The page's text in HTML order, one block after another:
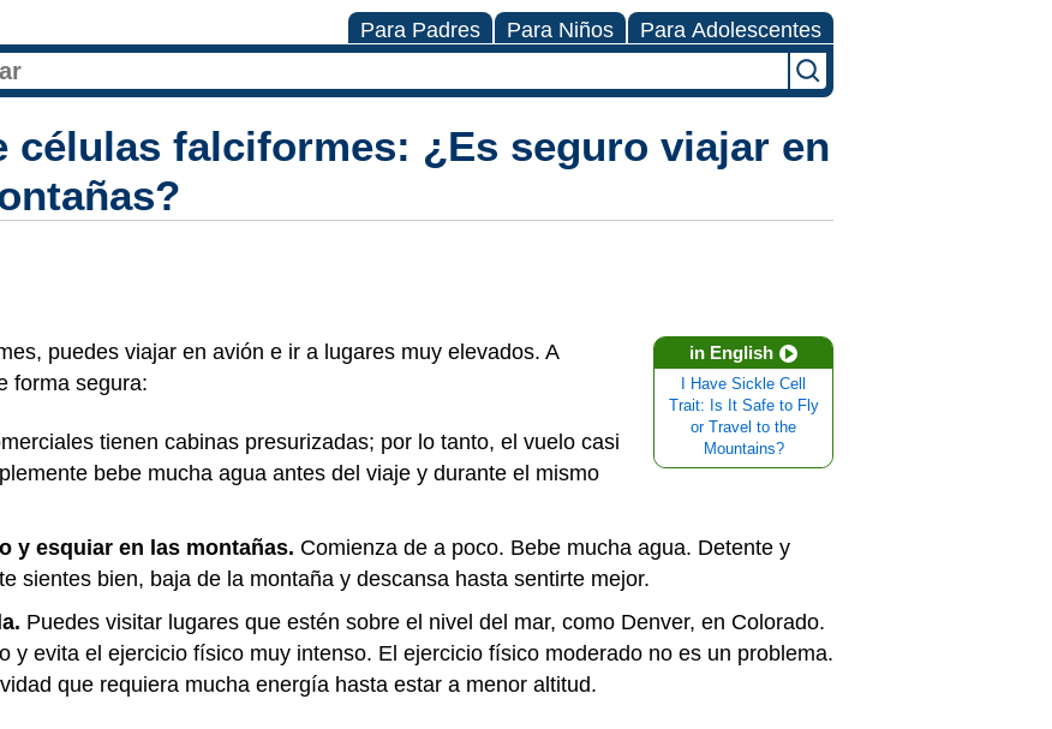
Para Padres Para Niños Para Adolescentes
células falciformes: ¿Es seguro viajar en
in English
I Have Sickle Cell
Trait: Is It Safe to Fly
or Travel to the
Mountains?
puedes viajar en avión e ir a lugares muy elevados. A
forma segura:
tienen cabinas presurizadas; por lo tanto, el vuelo casi
bebe mucha agua antes del viaje y durante el mismo
y esquiar en las montañas. Comienza de a poco. Bebe mucha agua. Detente y
sientes bien, baja de la montaña y descansa hasta sentirte mejor.
Puedes visitar lugares que estén sobre el nivel del mar, como Denver, en Colorado.
y evita el ejercicio físico muy intenso. El ejercicio físico moderado no es un problema.
que requiera mucha energía hasta estar a menor altitud.